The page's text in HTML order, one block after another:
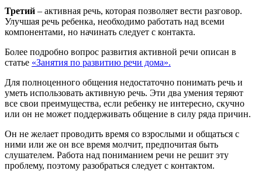
Третий – активная речь, которая позволяет вести разговор.
Улучшая речь ребенка, необходимо работать над всеми
компонентами, но начинать следует с контакта.
Более подробно вопрос развития активной речи описан в
статье «Занятия по развитию речи дома».
Для полноценного общения недостаточно понимать речь и
уметь использовать активную речь. Эти два умения теряют
все свои преимущества, если ребенку не интересно, скучно
или он не может поддерживать общение в силу ряда причин.
Он не желает проводить время со взрослыми и общаться с
ними или же он все время молчит, предпочитая быть
слушателем. Работа над пониманием речи не решит эту
проблему, поэтому разобраться следует с контактом.